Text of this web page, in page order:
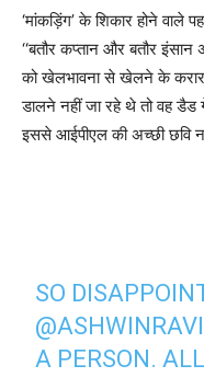
‘मांकड़िंग’ के शिकार होने वाले
‘‘बतौर कप्तान और बतौर
को खेलभावना से खेलने के
डालने नहीं जा रहे थे तो वह डैड
इससे आईपीएल की अच्छी छवि
SO
A PERSON.